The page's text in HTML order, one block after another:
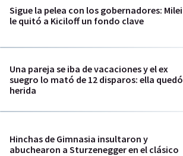
Sigue la pelea con los gobernadores: Milei
le quitó a Kiciloff un fondo clave
Una pareja se iba de vacaciones y el ex
suegro lo mató de 12 disparos: ella quedó
herida
Hinchas de Gimnasia insultaron y
abuchearon a Sturzenegger en el clásico